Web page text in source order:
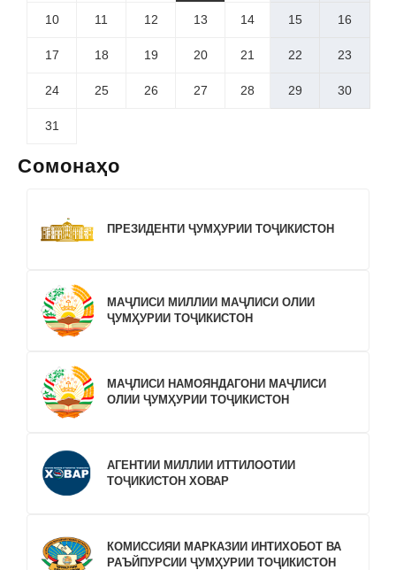
10 11 12 13 14 15 16
17 18 19 20 21 22 23
24 25 26 27 28 29 30
31
Сомонаҳо
ПРЕЗИДЕНТИ ҶУМҲУРИИ ТОҶИКИСТОН
МАҶЛИСИ МИЛЛИИ МАҶЛИСИ ОЛИИ
ҶУМҲУРИИ ТОҶИКИСТОН
МАҶЛИСИ НАМОЯНДАГОНИ МАҶЛИСИ
ОЛИИ ҶУМҲУРИИ ТОҶИКИСТОН
АГЕНТИИ МИЛЛИИ ИТТИЛООТИИ
ТОҶИКИСТОН ХОВАР
КОМИССИЯИ МАРКАЗИИ ИНТИХОБОТ ВА
РАЪЙПУРСИИ ҶУМҲУРИИ ТОҶИКИСТОН